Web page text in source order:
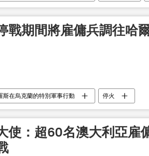
戰期間將雇傭兵調往哈
斯在烏克蘭的特別軍事行動 停火
使：超60名澳大利亞雇